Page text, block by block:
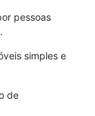
pessoas
simples e
de